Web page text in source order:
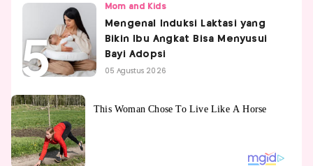
Mom and Kids
Mengenal Induksi Laktasi yang
Bikin Ibu Angkat Bisa Menyusui
Bayi Adopsi
05 Agustus 2026